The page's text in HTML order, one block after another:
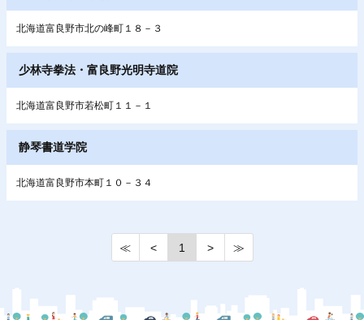
北海道富良野市北の峰町１８－３
少林寺拳法・富良野光明寺道院
北海道富良野市若松町１１－１
静琴書道学院
北海道富良野市本町１０－３４
≪ < 1 > ≫